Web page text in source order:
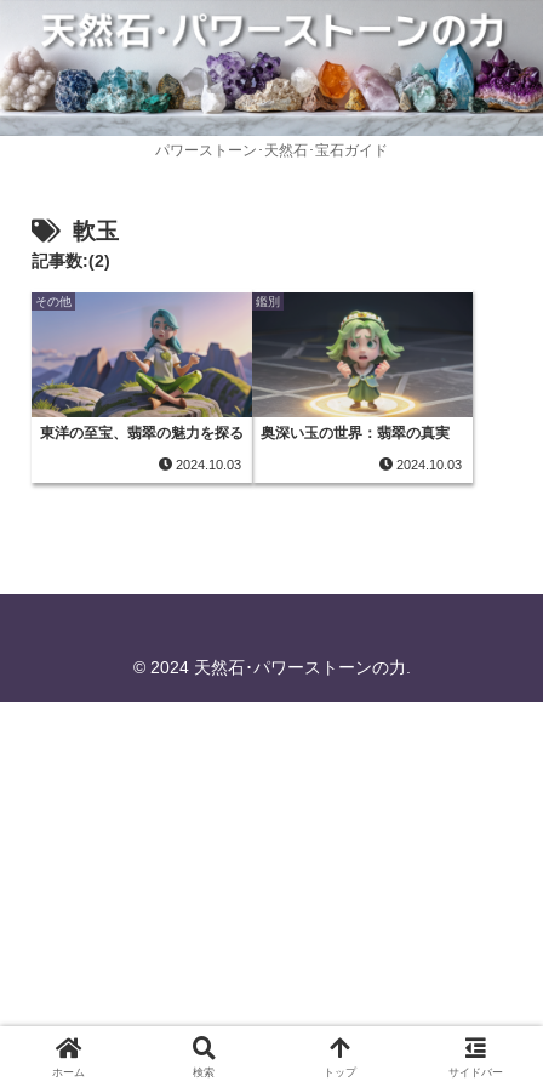
パワーストーン･天然石･宝石ガイド
軟玉
記事数:(2)
その他
東洋の至宝、翡翠の魅力を探る
2024.10.03
鑑別
奥深い玉の世界：翡翠の真実
2024.10.03
© 2024 天然石･パワーストーンの力.
ホーム 検索 トップ サイドバー